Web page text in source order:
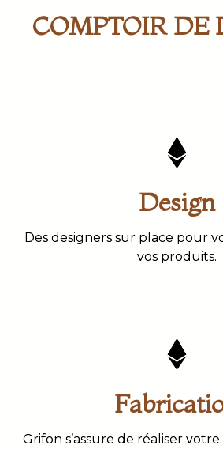
COMPTOIR DE
Design
Des designers sur place pour
vos produits.
Grifon s’assure de réaliser